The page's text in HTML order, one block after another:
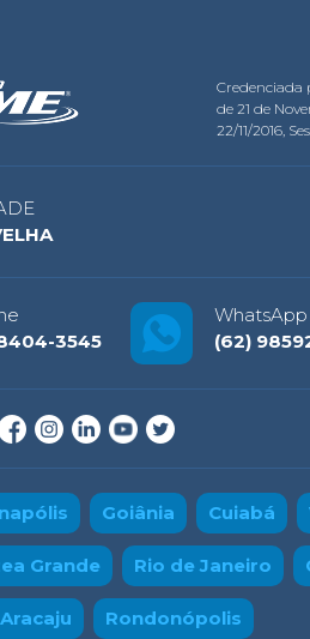
Credenciada
de 21 de
22/11/2016,
3545
WhatsApp
(62)
Goiânia Cuiabá
Grande Rio de Janeiro
Aracaju Rondonópolis